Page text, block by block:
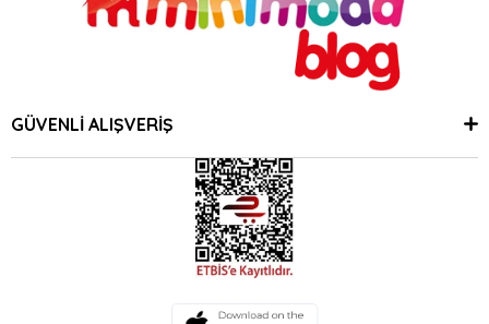
GÜVENLİ ALIŞVERİŞ